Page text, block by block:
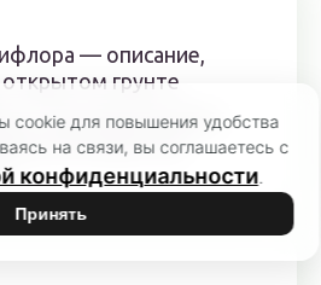
— описание,
грунте
– высокодекоративное
используют для
cookie для повышения удобства
на связи, вы соглашаетесь с
конфиденциальности.
Принять